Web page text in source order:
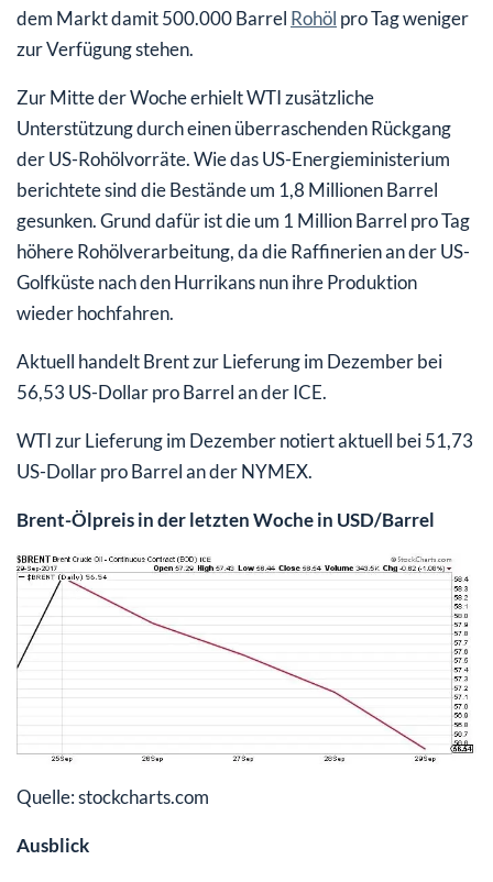
dem Markt damit 500.000 Barrel Rohöl pro Tag weniger
zur Verfügung stehen.
Zur Mitte der Woche erhielt WTI zusätzliche
Unterstützung durch einen überraschenden Rückgang
der US-Rohölvorräte. Wie das US-Energieministerium
berichtete sind die Bestände um 1,8 Millionen Barrel
gesunken. Grund dafür ist die um 1 Million Barrel pro Tag
höhere Rohölverarbeitung, da die Raffinerien an der US-
Golfküste nach den Hurrikans nun ihre Produktion
wieder hochfahren.
Aktuell handelt Brent zur Lieferung im Dezember bei
56,53 US-Dollar pro Barrel an der ICE.
WTI zur Lieferung im Dezember notiert aktuell bei 51,73
US-Dollar pro Barrel an der NYMEX.
Brent-Ölpreis in der letzten Woche in USD/Barrel
Quelle: stockcharts.com
Ausblick